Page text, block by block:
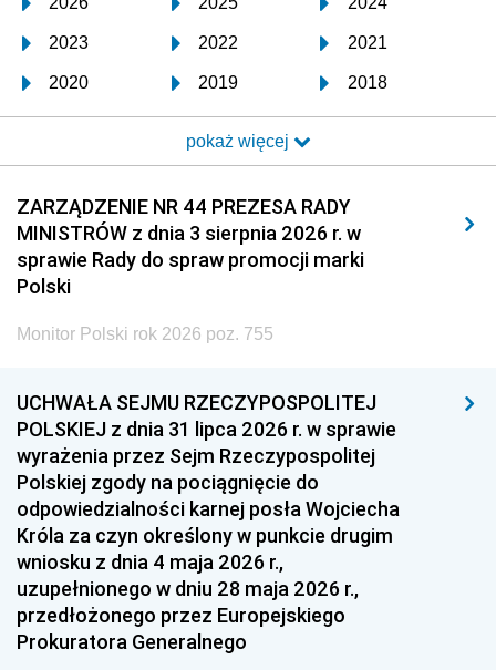
2023 2022 2021
2020 2019 2018
2017 2016 2015
2014 2013 2012
2011 2010 2009
2008 2007 2006
2005
1996 1995 1994
1993 1992 1991
1990 1989
1987 1986 1985
1984 1983
1981 1980 1979
1978 1977
pokaż więcej
ZARZĄDZENIE NR 44 PREZESA RADY
MINISTRÓW z dnia 3 sierpnia 2026 r. w
sprawie Rady do spraw promocji marki
Polski
Monitor Polski rok 2026 poz. 755
UCHWAŁA SEJMU RZECZYPOSPOLITEJ
POLSKIEJ z dnia 31 lipca 2026 r. w sprawie
wyrażenia przez Sejm Rzeczypospolitej
Polskiej zgody na pociągnięcie do
odpowiedzialności karnej posła Wojciecha
Króla za czyn określony w punkcie drugim
wniosku z dnia 4 maja 2026 r.,
uzupełnionego w dniu 28 maja 2026 r.,
przedłożonego przez Europejskiego
Prokuratora Generalnego